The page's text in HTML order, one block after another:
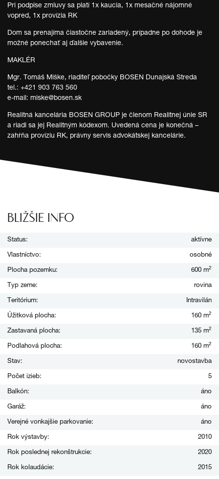
Pri podpise zmluvy sa platí 1x kaucia, 1x mesačné nájomné
vopred, 1x provízia RK
Dom sa prenajíma čiastočne zariadený, prípadne po dohode je
možné ponechať aj ďalšie vybavenie.
MAKLÉR
Mgr. Tomáš Miške, riaditeľ pobočky BOSEN Dunajská Streda
tel.: +421 903 763 560
e-mail: miske@bosen.sk
Realitná kancelária BOSEN GROUP je členom Realitnej únie SR
a riadi sa jej Realitným kódexom. Uvedená cena je konečná –
zahŕňa províziu RK, právny servis advokátskej kancelárie.
BLIŽŠIE INFO
Status: aktívne
Vlastníctvo: osobné
Plocha pozemku: 600 m2
Typ zeme: rovina
Teritórium: Intravilán
Úžitková plocha: 160 m2
Zastavaná plocha: 135 m2
Podlahová plocha: 160 m2
Stav: novostavba
Počet izieb: 5
Balkón: áno
Garáž: áno
Verejné vonkajšie parkovanie: áno
Rok výstavby: 2010
Rok poslednej rekonštrukcie: 2020
Rok kolaudácie: 2015